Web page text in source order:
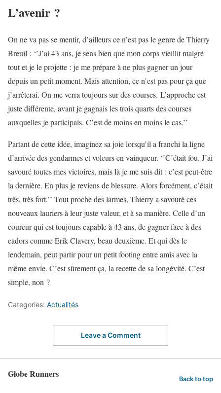
L’avenir ?
On ne va pas se mentir, d’ailleurs ce n’est pas le genre de Thierry
Breuil : ‘’J’ai 43 ans, je sens bien que mon corps vieillit malgré
tout et je le projette : je me prépare à ne plus gagner un jour
depuis un petit moment. Mais attention, ce n’est pas pour ça que
j’arrêterai. On me verra toujours sur des courses. L’approche est
juste différente, avant je gagnais les trois quarts des courses
auxquelles je participais. C’est de moins en moins le cas.’’
Partant de cette idée, imaginez sa joie lorsqu’il a franchi la ligne
d’arrivée des gendarmes et voleurs en vainqueur. ‘’C’était fou. J’ai
savouré toutes mes victoires, mais là je me suis dit : c’est peut-être
la dernière. En plus je reviens de blessure. Alors forcément, c’était
très, très fort.’’ Tout proche des larmes, Thierry a savouré ces
nouveaux lauriers à leur juste valeur, et à sa manière. Celle d’un
coureur qui est toujours capable à 43 ans, de gagner face à des
cadors comme Erik Clavery, beau deuxième. Et qui dès le
lendemain, peut partir pour un petit footing entre amis avec la
même envie. C’est sûrement ça, la recette de sa longévité. C’est
simple, non ?
Categories: Actualités
Leave a Comment
Globe Runners Back to top